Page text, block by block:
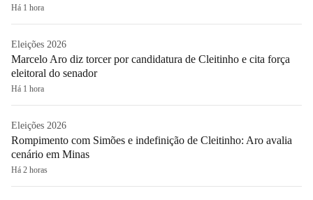
Há 1 hora
Eleições 2026
Marcelo Aro diz torcer por candidatura de Cleitinho e cita força
eleitoral do senador
Há 1 hora
Eleições 2026
Rompimento com Simões e indefinição de Cleitinho: Aro avalia
cenário em Minas
Há 2 horas